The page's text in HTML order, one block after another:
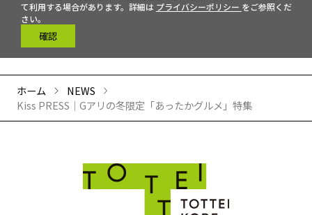
て利用する場合があります。詳細は プライバシーポリシー をご参照くだ
さい。
確認
ホーム
NEWS
Kiss PRESS｜Gアリの冬限定「あったかグルメ」特集